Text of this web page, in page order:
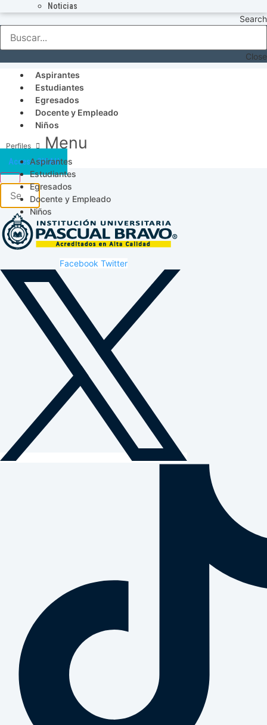
Noticias
Search
Close
Aspirantes
Estudiantes
Egresados
Docente y Empleado
Niños
Menu
Aspirantes
Estudiantes
Egresados
Docente y Empleado
Niños
Acceso SICAU
Facebook Twitter